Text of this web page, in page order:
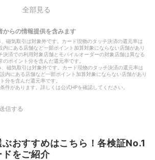
全部見る
からの情報提供を含みます
磁気取引は対象外です。カード現物のタッチ決済の還元率は
にある店舗など一部ポイント加算対象にならない店舗があり
済での利用対象店舗とモバイルオーダーの対象店舗は異なる
ポイント分を含んだ還元率です。
磁気取引は対象外です。カード現物のタッチ決済の還元率は
にある店舗など一部ポイント加算対象にならない店舗があり
を含んだ還元率です。
件があります。詳しくは公式HPを確認してください。
信する
おすすめはこちら！各検証No.1
をご紹介